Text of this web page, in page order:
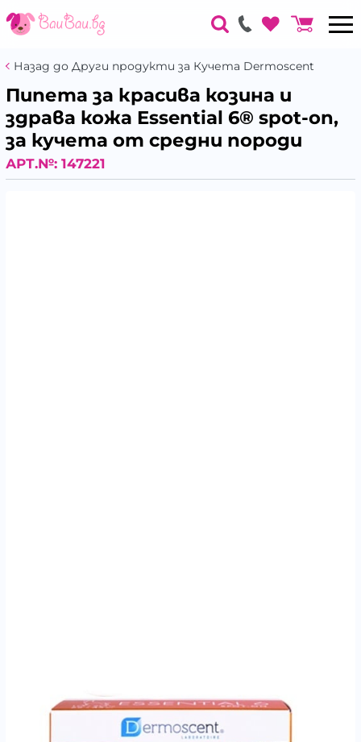
Назад до Други продукти за Кучета Dermoscent
Пипета за красива козина и
здрава кожа Essential 6® spot-on,
за кучета от средни породи
АРТ.№: 147221